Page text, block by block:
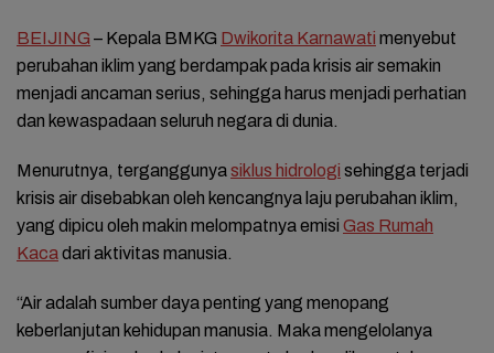
BEIJING – Kepala BMKG Dwikorita Karnawati menyebut
perubahan iklim yang berdampak pada krisis air semakin
menjadi ancaman serius, sehingga harus menjadi perhatian
dan kewaspadaan seluruh negara di dunia.
Menurutnya, terganggunyasiklus hidrologi sehingga terjadi
krisis air disebabkan oleh kencangnya laju perubahan iklim,
yang dipicu oleh makin melompatnya emisi Gas Rumah
Kacadari aktivitas manusia.
“Air adalah sumber daya penting yang menopang
keberlanjutan kehidupan manusia. Maka mengelolanya